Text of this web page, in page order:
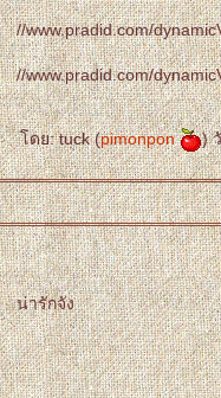
//www.pradid.com/
//www.pradid.com/
ดย: tuck (pimonpon
น่ารักจัง